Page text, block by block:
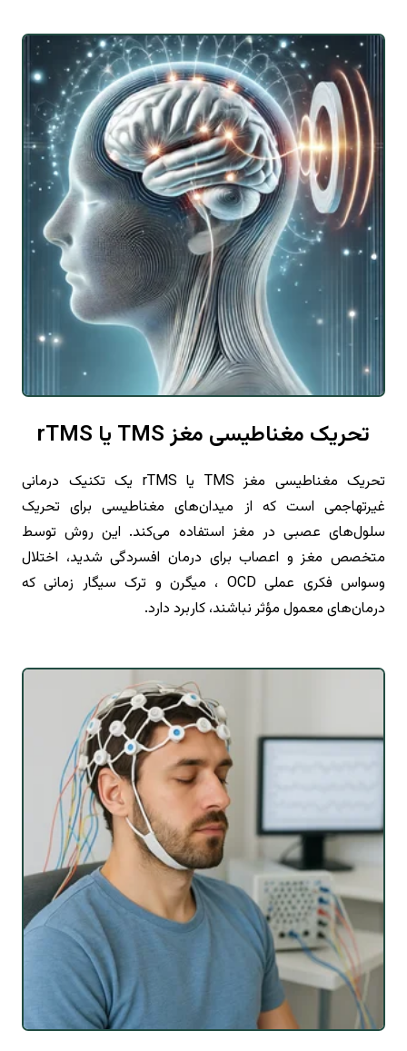
تحریک مغناطیسی مغز TMS یا rTMS
تحریک مغناطیسی مغز TMS یا rTMS یک تکنیک درمانی
غیرتهاجمی است که از میدان‌های مغناطیسی برای تحریک
سلول‌های عصبی در مغز استفاده می‌کند. این روش توسط
متخصص مغز و اعصاب برای درمان افسردگی شدید، اختلال
وسواس فکری عملی OCD ، میگرن و ترک سیگار زمانی که
درمان‌های معمول مؤثر نباشند، کاربرد دارد.